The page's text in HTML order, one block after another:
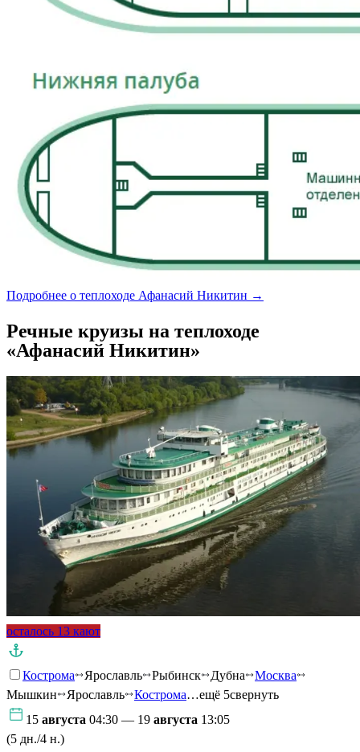
Подробнее о теплоходе Афанасий Никитин →
Речные круизы на теплоходе
«Афанасий Никитин»
осталось 13 кают
Кострома Ярославль Рыбинск Дубна
Москва
Мышкин
Ярославль Кострома…ещё 5свернуть
15 августа 04:30 — 19 августа 13:05
(5 дн./4 н.)